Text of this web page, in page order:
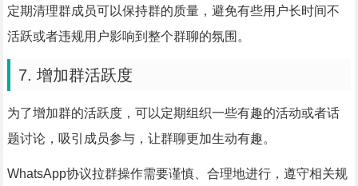
定期清理群成员可以保持群的质量，避免有些用户长时间不
活跃或者违规用户影响到整个群聊的氛围。
7. 增加群活跃度
为了增加群的活跃度，可以定期组织一些有趣的活动或者话
题讨论，吸引成员参与，让群聊更加生动有趣。
WhatsApp协议拉群操作需要谨慎、合理地进行，遵守相关规